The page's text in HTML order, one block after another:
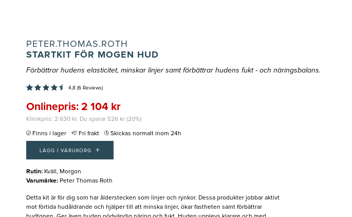
PETER.THOMAS.ROTH
STARTKIT FÖR MOGEN HUD
Förbättrar hudens elasticitet, minskar linjer samt förbättrar hudens fukt - och näringsbalans.
4,8 (6 Reviews)
Onlinepris: 2 104 kr
Klinikpris: 2 630 kr. Du sparar 526 kr (20%)
Finns i lager Fri frakt Skickas normalt inom 24h
LÄGG I VARUKORG +
Rutin: Kväll, Morgon
Varumärke: Peter Thomas Roth
Detta kit är för dig som har ålderstecken som linjer och rynkor. Dessa produkter jobbar aktivt
mot förtida hudåldrande och hjälper till att minska linjer, ökar fastheten samt förbättrar